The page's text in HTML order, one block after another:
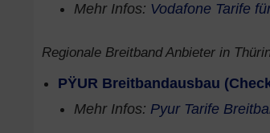
Mehr Infos: Vodafone Tarife
Regionale Breitband Anbieter in
PŸUR Breitbandausbau
Mehr Infos: Pyur Tarife